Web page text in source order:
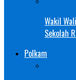
Wakil
Sekolah
Polkam